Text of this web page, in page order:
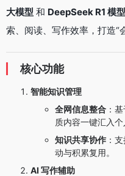
大模型​ ​ 和 ​ ​DeepSeek R1 模型​
索、阅读、写作效率，打造“
​核心功能​
​智能知识管理​
​全网信息整合​ ：
质内容一键汇入个
​知识共享协作​ ：
动与积累复用。
​AI 写作辅助​